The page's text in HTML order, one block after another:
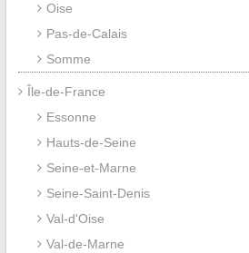
Oise
Pas-de-Calais
Somme
Île-de-France
Essonne
Hauts-de-Seine
Seine-et-Marne
Seine-Saint-Denis
Val-d'Oise
Val-de-Marne